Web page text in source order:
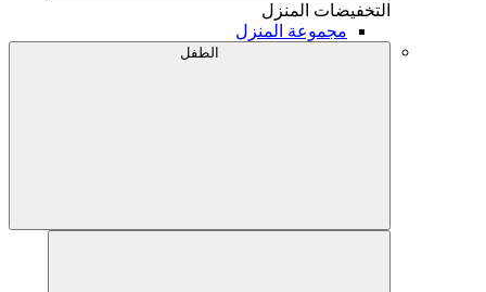
التخفيضات المنزل
مجموعة المنزل
الطفل